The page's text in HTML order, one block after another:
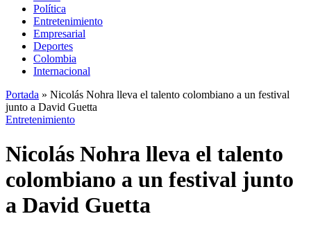
Política
Entretenimiento
Empresarial
Deportes
Colombia
Internacional
Portada » Nicolás Nohra lleva el talento colombiano a un festival
junto a David Guetta
Entretenimiento
Nicolás Nohra lleva el talento
colombiano a un festival junto
a David Guetta